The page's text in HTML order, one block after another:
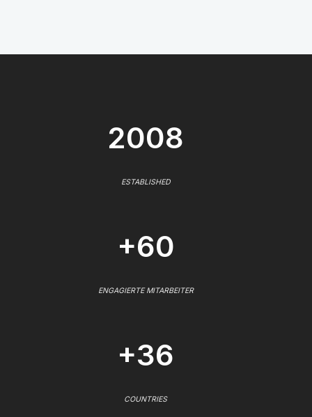
2008
ESTABLISHED
+60
ENGAGIERTE MITARBEITER
+36
COUNTRIES